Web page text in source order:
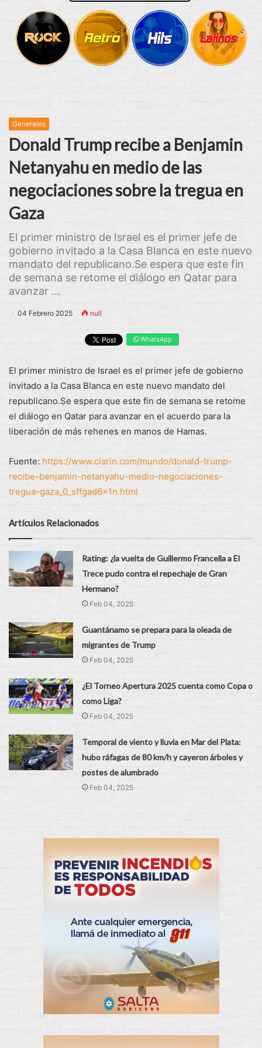
Generales
Donald Trump recibe a Benjamin
Netanyahu en medio de las
negociaciones sobre la tregua en
Gaza
El primer ministro de Israel es el primer jefe de
gobierno invitado a la Casa Blanca en este nuevo
mandato del republicano.Se espera que este fin
de semana se retome el diálogo en Qatar para
avanzar ...
04 Febrero 2025 null
WhatsApp
El primer ministro de Israel es el primer jefe de gobierno
invitado a la Casa Blanca en este nuevo mandato del
republicano.Se espera que este fin de semana se retome
el diálogo en Qatar para avanzar en el acuerdo para la
liberación de más rehenes en manos de Hamas.
Fuente: https://www.clarin.com/mundo/donald-trump-
recibe-benjamin-netanyahu-medio-negociaciones-
tregua-gaza_0_sffgad6x1n.html
Artículos Relacionados
Rating: ¿la vuelta de Guillermo Francella a El
Trece pudo contra el repechaje de Gran
Hermano?
Feb 04, 2025
Guantánamo se prepara para la oleada de
migrantes de Trump
Feb 04, 2025
¿El Torneo Apertura 2025 cuenta como Copa o
como Liga?
Feb 04, 2025
Temporal de viento y lluvia en Mar del Plata:
hubo ráfagas de 80 km/h y cayeron árboles y
postes de alumbrado
Feb 04, 2025